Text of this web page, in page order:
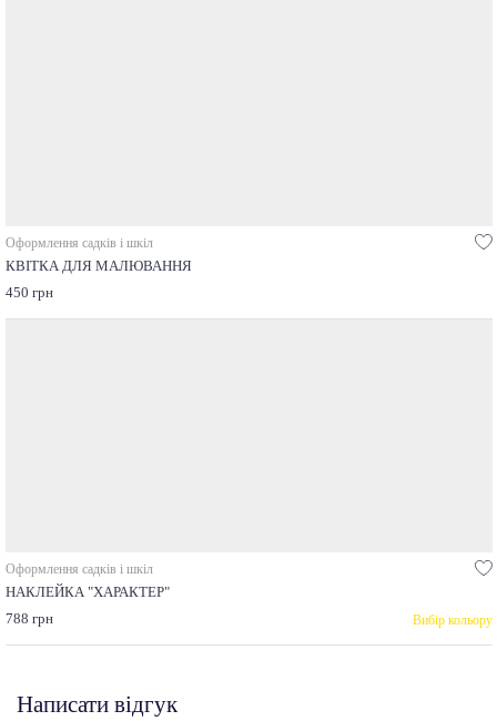
Оформлення садків і шкіл
КВІТКА ДЛЯ МАЛЮВАННЯ
450 грн
Оформлення садків і шкіл
НАКЛЕЙКА "ХАРАКТЕР"
788 грн
Вибір кольору
Написати відгук